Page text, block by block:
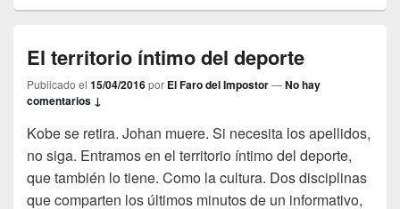
El territorio íntimo del deporte
Publicado el 15/04/2016por El Faro del Impostor—No hay
comentarios ↓
Kobe se retira. Johan muere. Si necesita los apellidos,
no siga. Entramos en el territorio íntimo del deporte,
que también lo tiene. Como la cultura. Dos disciplinas
que comparten los últimos minutos de un informativo,